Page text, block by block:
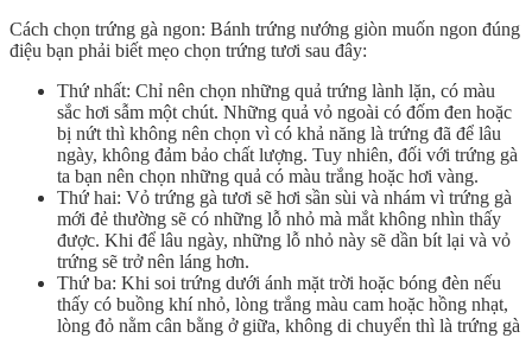
Cách chọn trứng gà ngon: Bánh trứng nướng giòn muốn ngon đúng
điệu bạn phải biết mẹo chọn trứng tươi sau đây:
Thứ nhất: Chỉ nên chọn những quả trứng lành lặn, có màu
sắc hơi sẫm một chút. Những quả vỏ ngoài có đốm đen hoặc
bị nứt thì không nên chọn vì có khả năng là trứng đã để lâu
ngày, không đảm bảo chất lượng. Tuy nhiên, đối với trứng gà
ta bạn nên chọn những quả có màu trắng hoặc hơi vàng.
Thứ hai: Vỏ trứng gà tươi sẽ hơi sần sùi và nhám vì trứng gà
mới đẻ thường sẽ có những lỗ nhỏ mà mắt không nhìn thấy
được. Khi để lâu ngày, những lỗ nhỏ này sẽ dần bít lại và vỏ
trứng sẽ trở nên láng hơn.
Thứ ba: Khi soi trứng dưới ánh mặt trời hoặc bóng đèn nếu
thấy có buồng khí nhỏ, lòng trắng màu cam hoặc hồng nhạt,
lòng đỏ nằm cân bằng ở giữa, không di chuyển thì là trứng gà